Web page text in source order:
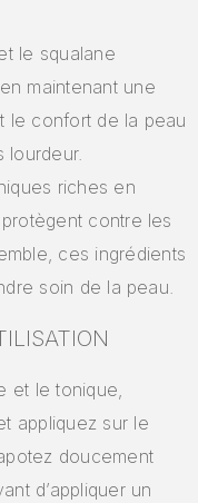
le squalane
maintenant une
le confort de la peau
lourdeur.
riches en
contre les
ces ingrédients
soin de la peau.
et le tonique,
appliquez sur le
doucement
d’appliquer un